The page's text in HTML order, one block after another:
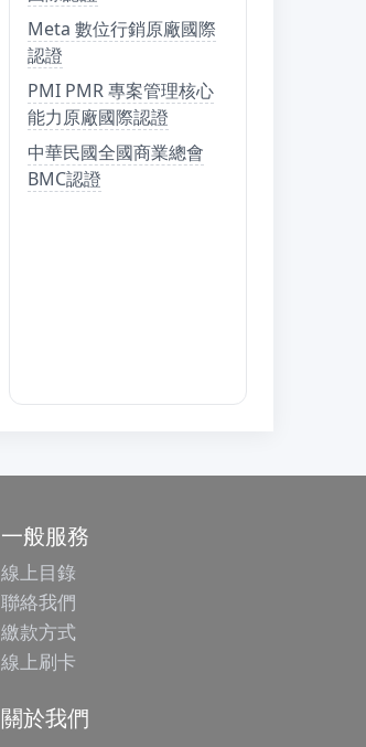
Meta 數位行銷原廠國際
認證
PMI PMR 專案管理核心
能力原廠國際認證
中華民國全國商業總會
BMC認證
一般服務
線上目錄
聯絡我們
繳款方式
線上刷卡
關於我們